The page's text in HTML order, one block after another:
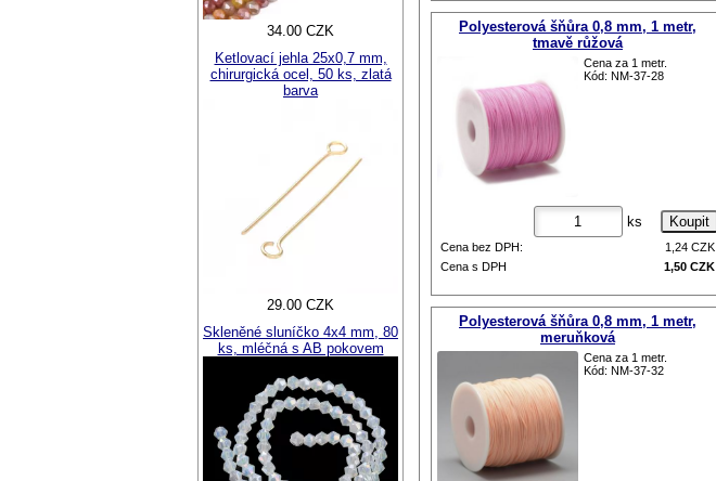
Polyesterová šňůra 0,8 mm, 1 metr,
tmavě růžová
Cena za 1 metr.
Kód: NM-37-28
ks
Cena bez DPH: 1,24 CZK
Cena s DPH
1,50 CZK
Polyesterová šňůra 0,8 mm, 1 metr,
meruňková
Cena za 1 metr.
Kód: NM-37-32
34.00 CZK
Ketlovací jehla 25x0,7 mm,
chirurgická ocel, 50 ks, zlatá
barva
29.00 CZK
Skleněné sluníčko 4x4 mm, 80
ks, mléčná s AB pokovem